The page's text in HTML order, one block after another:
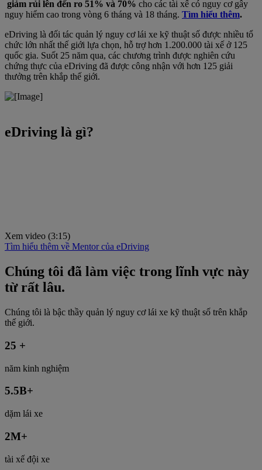
giảm rủi lên đến ro 51% và 70% cho các tài xế có nguy cơ gây
nguy hiểm cao trong vòng 6 tháng và 18 tháng. Tìm hiểu thêm.
eDriving là đối tác quản lý nguy cơ lái xe kỹ thuật số được nhiều tổ
chức lớn nhất thế giới lựa chọn, hỗ trợ hơn 1.200.000 tài xế ở 125
quốc gia. Suốt 25 năm qua, các chương trình được nghiên cứu
chứng thực của eDriving đã được công nhận với hơn 125 giải
thưởng trên khắp thế giới.
eDriving là gì?
Xem video (3:15)
Tìm hiểu thêm về Mentor của eDriving
Chúng tôi đã làm việc trong lĩnh vực này
từ rất lâu.
Chúng tôi là bậc thầy quản lý nguy cơ lái xe kỹ thuật số trên khắp
thế giới.
25 +
năm kinh nghiệm
5.5B+
dặm lái xe
2M+
tài xế đội xe